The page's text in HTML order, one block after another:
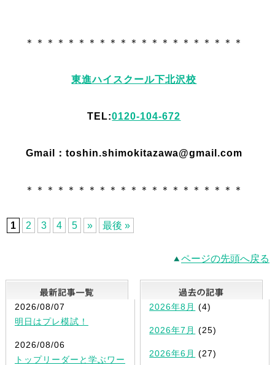
＊＊＊＊＊＊＊＊＊＊＊＊＊＊＊＊＊＊＊＊＊
東進ハイスクール下北沢校
TEL:0120-104-672
Gmail：toshin.shimokitazawa@gmail.com
＊＊＊＊＊＊＊＊＊＊＊＊＊＊＊＊＊＊＊＊＊
1 2 3 4 5 » 最後 »
ページの先頭へ戻る
最新記事一覧
2026/08/07
明日はプレ模試！
2026/08/06
トップリーダーと学ぶワー
2026年8月 (4)
2026年7月 (25)
2026年6月 (27)